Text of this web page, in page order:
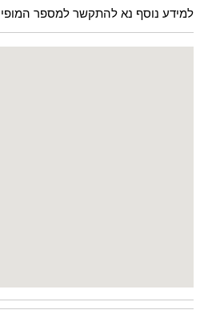
למידע נוסף נא להתקשר למספר